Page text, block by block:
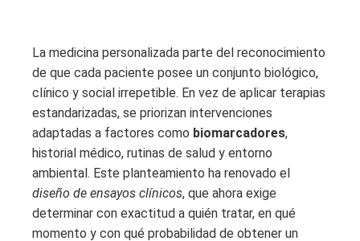
La medicina personalizada parte del reconocimiento
de que cada paciente posee un conjunto biológico,
clínico y social irrepetible. En vez de aplicar terapias
estandarizadas, se priorizan intervenciones
adaptadas a factores como biomarcadores,
historial médico, rutinas de salud y entorno
ambiental. Este planteamiento ha renovado el
diseño de ensayos clínicos, que ahora exige
determinar con exactitud a quién tratar, en qué
momento y con qué probabilidad de obtener un